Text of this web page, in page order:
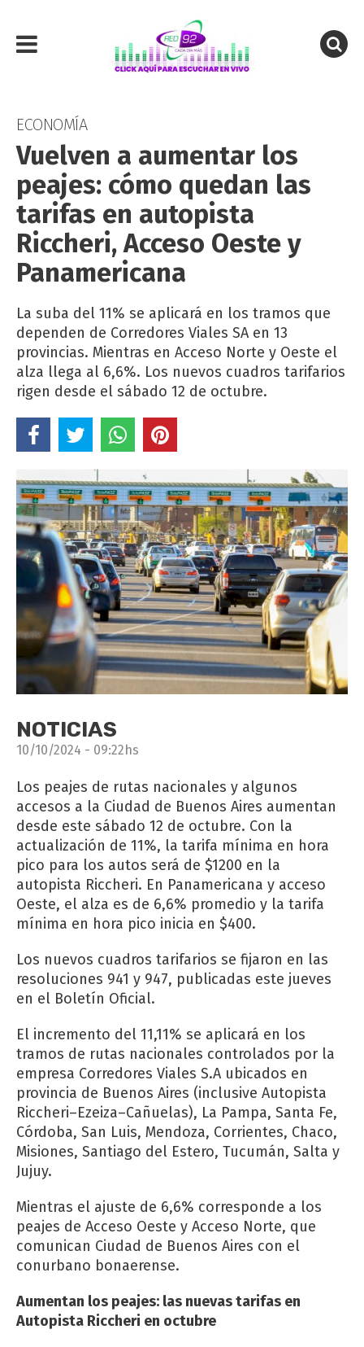
ECONOMÍA
Vuelven a aumentar los
peajes: cómo quedan las
tarifas en autopista
Riccheri, Acceso Oeste y
Panamericana
La suba del 11% se aplicará en los tramos que
dependen de Corredores Viales SA en 13
provincias. Mientras en Acceso Norte y Oeste el
alza llega al 6,6%. Los nuevos cuadros tarifarios
rigen desde el sábado 12 de octubre.
NOTICIAS
10/10/2024 - 09:22hs
Los peajes de rutas nacionales y algunos
accesos a la Ciudad de Buenos Aires aumentan
desde este sábado 12 de octubre. Con la
actualización de 11%, la tarifa mínima en hora
pico para los autos será de $1200 en la
autopista Riccheri. En Panamericana y acceso
Oeste, el alza es de 6,6% promedio y la tarifa
mínima en hora pico inicia en $400.
Los nuevos cuadros tarifarios se fijaron en las
resoluciones 941 y 947, publicadas este jueves
en el Boletín Oficial.
El incremento del 11,11% se aplicará en los
tramos de rutas nacionales controlados por la
empresa Corredores Viales S.A ubicados en
provincia de Buenos Aires (inclusive Autopista
Riccheri–Ezeiza–Cañuelas), La Pampa, Santa Fe,
Córdoba, San Luis, Mendoza, Corrientes, Chaco,
Misiones, Santiago del Estero, Tucumán, Salta y
Jujuy.
Mientras el ajuste de 6,6% corresponde a los
peajes de Acceso Oeste y Acceso Norte, que
comunican Ciudad de Buenos Aires con el
conurbano bonaerense.
Aumentan los peajes: las nuevas tarifas en
Autopista Riccheri en octubre